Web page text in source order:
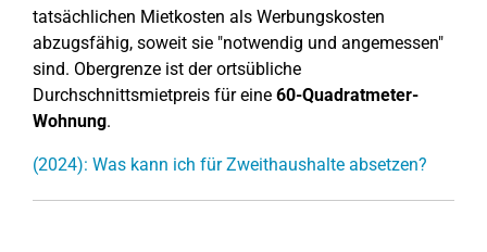
tatsächlichen Mietkosten als Werbungskosten
abzugsfähig, soweit sie "notwendig und angemessen"
sind. Obergrenze ist der ortsübliche
Durchschnittsmietpreis für eine 60-Quadratmeter-
Wohnung.
(2024): Was kann ich für Zweithaushalte absetzen?